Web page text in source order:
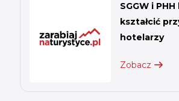
SGGW i PHH
kształcić
hotelarzy
Zobacz